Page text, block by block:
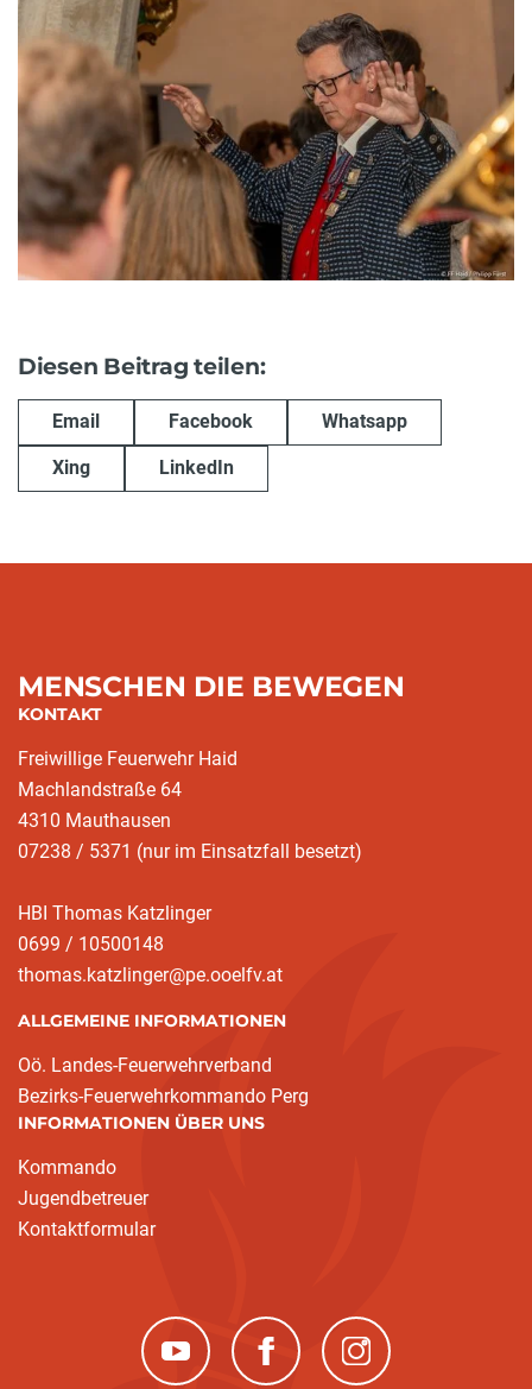
Diesen Beitrag teilen:
Email Facebook Whatsapp
Xing LinkedIn
MENSCHEN DIE BEWEGEN
KONTAKT
Freiwillige Feuerwehr Haid
Machlandstraße 64
4310 Mauthausen
07238 / 5371 (nur im Einsatzfall besetzt)
HBI Thomas Katzlinger
0699 / 10500148
thomas.katzlinger@pe.ooelfv.at
ALLGEMEINE INFORMATIONEN
Oö. Landes-Feuerwehrverband
Bezirks-Feuerwehrkommando Perg
INFORMATIONEN ÜBER UNS
Kommando
Jugendbetreuer
Kontaktformular
(neues Fenster)(neues Fenster)(neues Fenster)